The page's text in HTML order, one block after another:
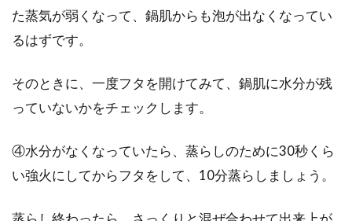
た蒸気が弱くなって、鍋肌からも泡が出なくなってい
るはずです。
そのときに、一度フタを開けてみて、鍋肌に水分が残
っていないかをチェックします。
④水分がなくなっていたら、蒸らしのために30秒くら
い強火にしてからフタをして、10分蒸らしましょう。